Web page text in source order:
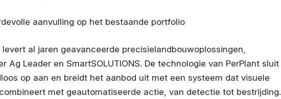
aanvulling op het bestaande portfolio
levert al jaren geavanceerde precisielandbouwoplossingen,
Ag Leader en SmartSOLUTIONS. De technologie van PerPlant sluit
op aan en breidt het aanbod uit met een systeem dat visuele
met geautomatiseerde actie, van detectie tot bestrijding.